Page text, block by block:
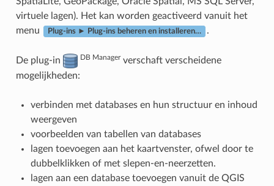
virtuele lagen). Het kan worden geactiveerd vanuit het
menu
Plug-ins ► Plug-ins beheren en installeren… .
De plug-in DB Manager verschaft verscheidene
mogelijkheden:
verbinden met databases en hun structuur en inhoud
weergeven
voorbeelden van tabellen van databases
lagen toevoegen aan het kaartvenster, ofwel door te
dubbelklikken of met slepen-en-neerzetten.
lagen aan een database toevoegen vanuit de QGIS